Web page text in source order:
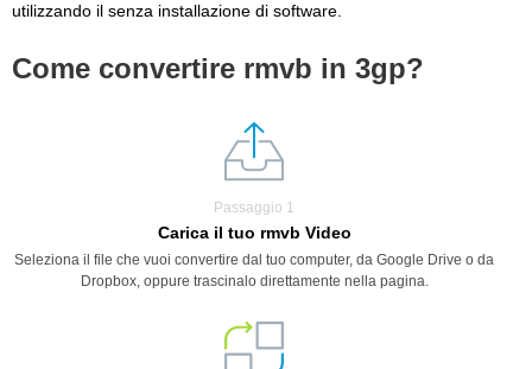
utilizzando il senza installazione di software.
Come convertire rmvb in 3gp?
Passaggio 1
Carica il tuo rmvb Video
Seleziona il file che vuoi convertire dal tuo computer, da Google Drive o da
Dropbox, oppure trascinalo direttamente nella pagina.